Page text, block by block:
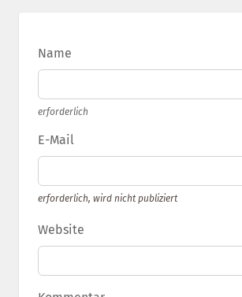
Name
erforderlich
E-Mail
erforderlich, wird nicht publiziert
Website